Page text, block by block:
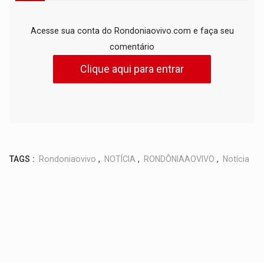
Acesse sua conta do Rondoniaovivo.com e faça seu
comentário
Clique aqui para entrar
TAGS : Rondoniaovivo , NOTÍCIA , RONDÔNIAAOVIVO , Notícia